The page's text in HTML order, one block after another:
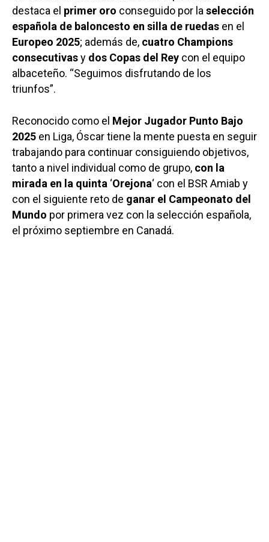
destaca el primer oro conseguido por la selección
española de baloncesto en silla de ruedas en el
Europeo 2025; además de, cuatro Champions
consecutivasy dos Copas del Rey con el equipo
albaceteño. “Seguimos disfrutando de los
triunfos”.
Reconocido como el Mejor Jugador Punto Bajo
2025 en Liga, Óscar tiene la mente puesta en seguir
trabajando para continuar consiguiendo objetivos,
tanto a nivel individual como de grupo, con la
mirada en la quinta ‘Orejona‘ con el BSR Amiab y
con el siguiente reto de ganar el Campeonato del
Mundo por primera vez con la selección española,
el próximo septiembre en Canadá.